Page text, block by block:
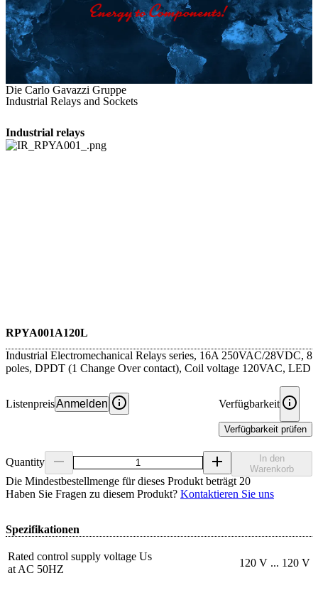
Die Carlo Gavazzi Gruppe
Industrial Relays and Sockets
Industrial relays
RPYA001A120L
Industrial Electromechanical Relays series, 16A 250VAC/28VDC, 8
poles, DPDT (1 Change Over contact), Coil voltage 120VAC, LED
ListenpreisAnmelden Verfügbarkeit
Verfügbarkeit prüfen
Quantity
Die Mindestbestellmenge für dieses Produkt beträgt 20
In den
Warenkorb
Haben Sie Fragen zu diesem Produkt? Kontaktieren Sie uns
Spezifikationen
Rated control supply voltage Us
at AC 50HZ
120 V ... 120 V